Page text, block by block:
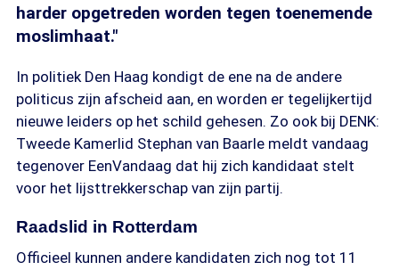
harder opgetreden worden tegen toenemende
moslimhaat."
In politiek Den Haag kondigt de ene na de andere
politicus zijn afscheid aan, en worden er tegelijkertijd
nieuwe leiders op het schild gehesen. Zo ook bij DENK:
Tweede Kamerlid Stephan van Baarle meldt vandaag
tegenover EenVandaag dat hij zich kandidaat stelt
voor het lijsttrekkerschap van zijn partij.
Raadslid in Rotterdam
Officieel kunnen andere kandidaten zich nog tot 11